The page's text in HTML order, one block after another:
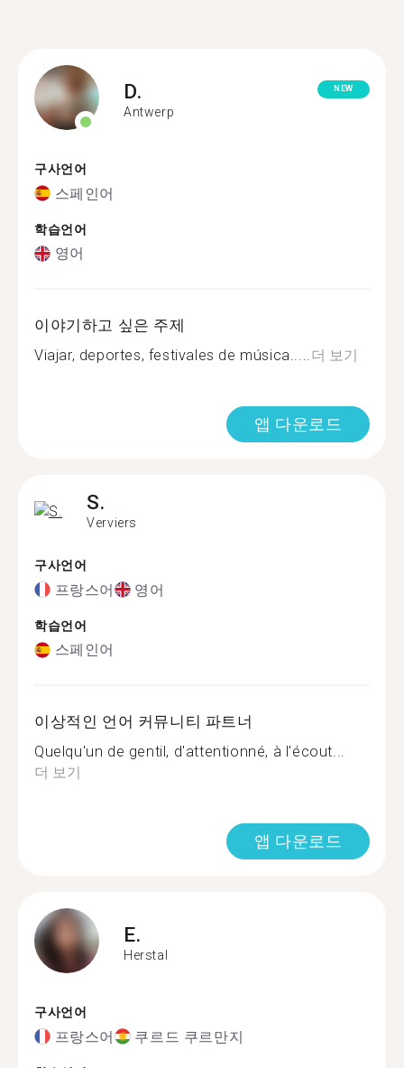
D.
Antwerp
NEW
구사언어
스페인어
학습언어
영어
이야기하고 싶은 주제
Viajar, deportes, festivales de música.....더 보기
앱 다운로드
S.
Verviers
구사언어
프랑스어 영어
학습언어
스페인어
이상적인 언어 커뮤니티 파트너
Quelqu'un de gentil, d'attentionné, à l'écout...
더 보기
앱 다운로드
E.
Herstal
구사언어
프랑스어 쿠르드 쿠르만지